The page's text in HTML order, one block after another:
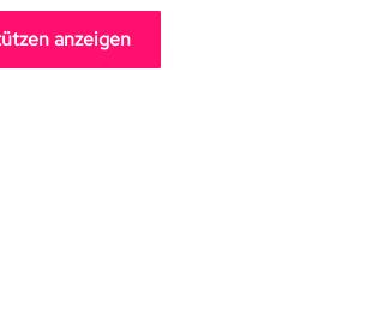
anzeigen